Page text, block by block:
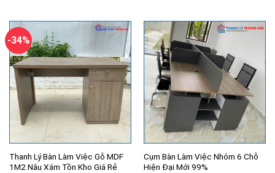
-34%
Thanh Lý Bàn Làm Việc Gỗ MDF
1M2 Nâu Xám Tồn Kho Giá Rẻ
Cụm Bàn Làm Việc Nhóm 6 Chỗ
Hiện Đại Mới 99%